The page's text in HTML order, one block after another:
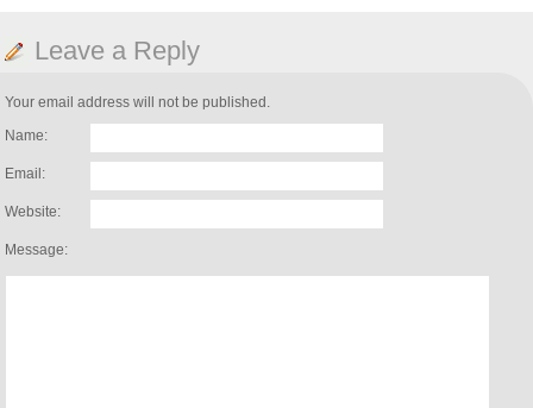
Leave a Reply
Your email address will not be published.
Name:
Email:
Website:
Message: